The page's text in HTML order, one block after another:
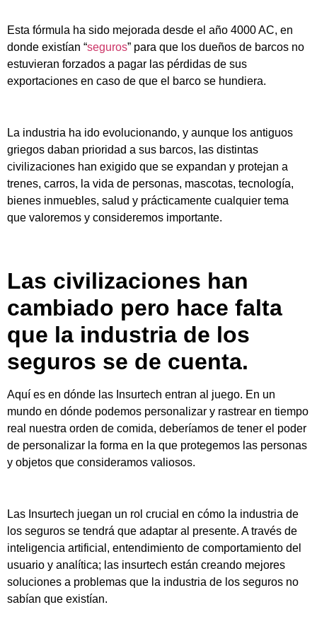
Esta fórmula ha sido mejorada desde el año 4000 AC, en
donde existían “seguros” para que los dueños de barcos no
estuvieran forzados a pagar las pérdidas de sus
exportaciones en caso de que el barco se hundiera.
La industria ha ido evolucionando, y aunque los antiguos
griegos daban prioridad a sus barcos, las distintas
civilizaciones han exigido que se expandan y protejan a
trenes, carros, la vida de personas, mascotas, tecnología,
bienes inmuebles, salud y prácticamente cualquier tema
que valoremos y consideremos importante.
Las civilizaciones han
cambiado pero hace falta
que la industria de los
seguros se de cuenta.
Aquí es en dónde las Insurtech entran al juego. En un
mundo en dónde podemos personalizar y rastrear en tiempo
real nuestra orden de comida, deberíamos de tener el poder
de personalizar la forma en la que protegemos las personas
y objetos que consideramos valiosos.
Las Insurtech juegan un rol crucial en cómo la industria de
los seguros se tendrá que adaptar al presente. A través de
inteligencia artificial, entendimiento de comportamiento del
usuario y analítica; las insurtech están creando mejores
soluciones a problemas que la industria de los seguros no
sabían que existían.